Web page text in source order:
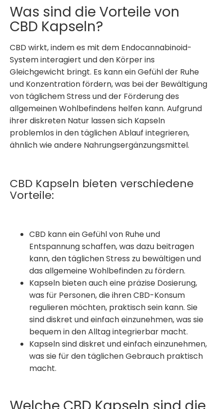
Was sind die Vorteile von
CBD Kapseln?
CBD wirkt, indem es mit dem Endocannabinoid-
System interagiert und den Körper ins
Gleichgewicht bringt. Es kann ein Gefühl der Ruhe
und Konzentration fördern, was bei der Bewältigung
von täglichem Stress und der Förderung des
allgemeinen Wohlbefindens helfen kann. Aufgrund
ihrer diskreten Natur lassen sich Kapseln
problemlos in den täglichen Ablauf integrieren,
ähnlich wie andere Nahrungsergänzungsmittel.
CBD Kapseln bieten verschiedene
Vorteile:
CBD kann ein Gefühl von Ruhe und
Entspannung schaffen, was dazu beitragen
kann, den täglichen Stress zu bewältigen und
das allgemeine Wohlbefinden zu fördern.
Kapseln bieten auch eine präzise Dosierung,
was für Personen, die ihren CBD-Konsum
regulieren möchten, praktisch sein kann. Sie
sind diskret und einfach einzunehmen, was sie
bequem in den Alltag integrierbar macht.
Kapselnsind diskret und einfach einzunehmen,
was sie für den täglichen Gebrauch praktisch
macht.